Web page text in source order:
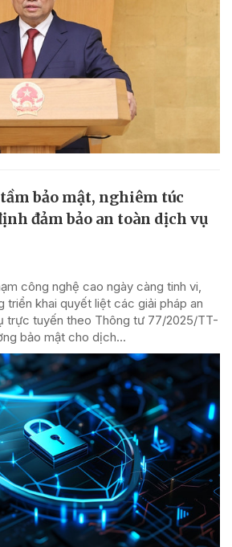
bảo mật, nghiêm túc
đảm bảo an toàn dịch vụ
công nghệ cao ngày càng tinh vi,
triển khai quyết liệt các giải pháp an
trực tuyến theo Thông tư 77/2025/TT-
bảo mật cho dịch...